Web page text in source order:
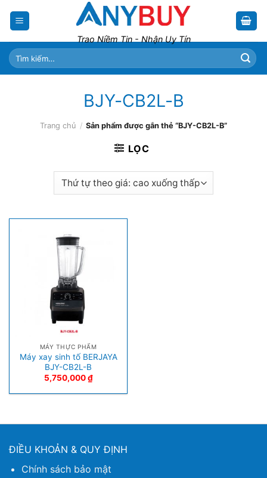
Trao Niềm Tin - Nhận Uy Tín
Tìm
kiếm:
BJY-CB2L-B
Trang chủ / Sản phẩm được gắn thẻ “BJY-CB2L-B”
LỌC
MÁY THỰC PHẨM
Máy xay sinh tố BERJAYA
BJY-CB2L-B
5,750,000₫
ĐIỀU KHOẢN & QUY ĐỊNH
Chính sách bảo mật